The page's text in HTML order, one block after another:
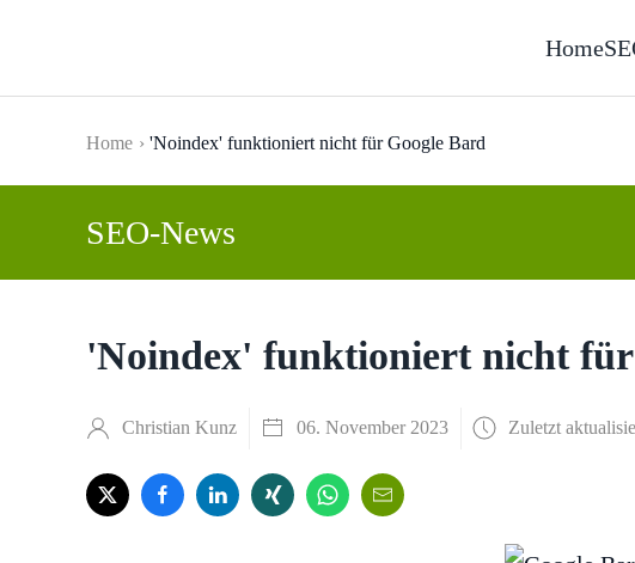
Home
Home 'Noindex' funktioniert nicht für Google Bard
SEO-News
'Noindex' funktioniert nicht
Christian Kunz 06. November 2023 Zuletzt